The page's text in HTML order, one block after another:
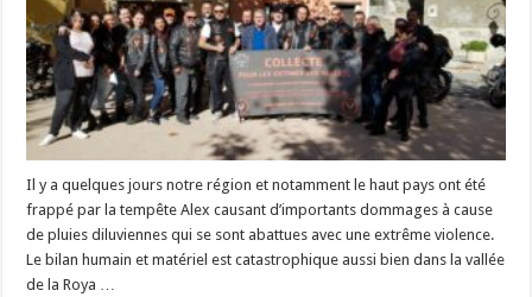
Il y a quelques jours notre région et notamment le haut pays ont été
frappé par la tempête Alex causant d’importants dommages à cause
de pluies diluviennes qui se sont abattues avec une extrême violence.
Le bilan humain et matériel est catastrophique aussi bien dans la vallée
de la Roya …